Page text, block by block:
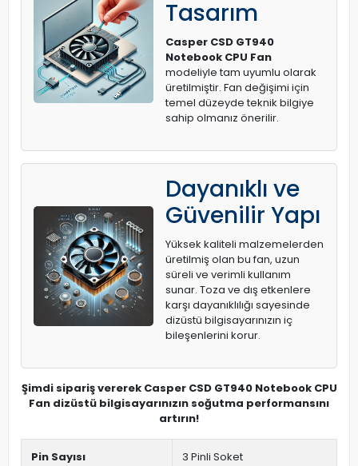
Tasarım
Casper CSD GT940
Notebook CPU Fan
modeliyle tam uyumlu olarak
üretilmiştir. Fan değişimi için
temel düzeyde teknik bilgiye
sahip olmanız önerilir.
Dayanıklı ve
Güvenilir Yapı
Yüksek kaliteli malzemelerden
üretilmiş olan bu fan, uzun
süreli ve verimli kullanım
sunar. Toza ve dış etkenlere
karşı dayanıklılığı sayesinde
dizüstü bilgisayarınızın iç
bileşenlerini korur.
Şimdi sipariş vererek Casper CSD GT940 Notebook CPU
Fan dizüstü bilgisayarınızın soğutma performansını
artırın!
Pin Sayısı 3 Pinli Soket